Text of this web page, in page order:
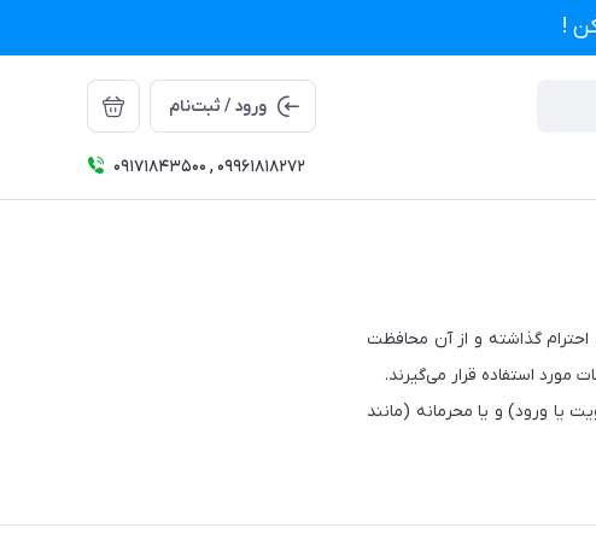
!
ورود / ثبت‌نام
09171843500 , 09961818272
گذاشته و از آن محافظت
مورد استفاده قرار می‌گیرند.
یا ورود) و یا محرمانه (مانند